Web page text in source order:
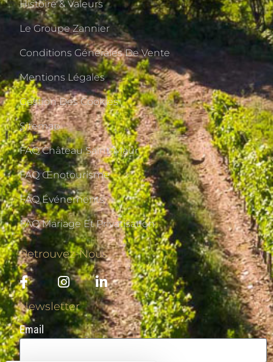
Histoire & Valeurs
Le Groupe Zannier
Conditions Générales De Vente
Mentions Légales
Gestion Des Cookies
Sitemap
FAQ Château Saint-Maur
FAQ Œnotourisme
FAQ Événements
FAQ Mariage Et Privatisation
Retrouvez-Nous
Newsletter
Email